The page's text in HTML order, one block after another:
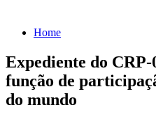
Home
Expediente do
função de
do mundo